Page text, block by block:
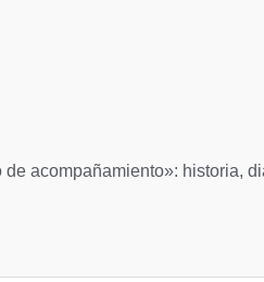
acompañamiento»: historia,